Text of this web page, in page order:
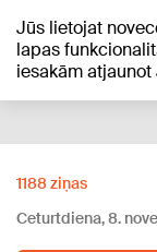
Jūs lietojat
lapas
iesakām
+20
1188 ziņas
Ceturtdiena, 8.